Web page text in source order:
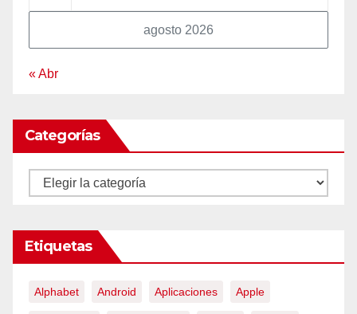
agosto 2026
« Abr
Categorías
Categorías
Etiquetas
Alphabet Android Aplicaciones Apple